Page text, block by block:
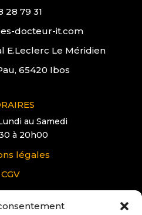
28 79 31
docteur-it.com
E.Leclerc Le Méridien
65420 Ibos
au Samedi
à 20h00
légales
CGV
QUESTION?